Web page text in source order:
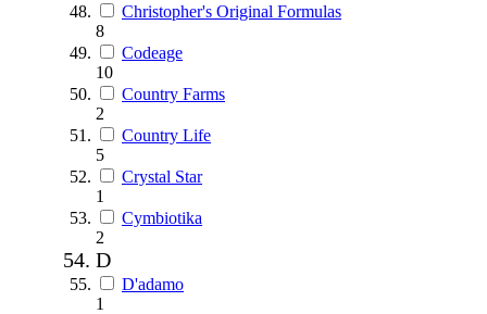
Christopher's Original Formulas
8
Codeage
10
Country Farms
2
Country Life
5
Crystal Star
1
Cymbiotika
2
D
D'adamo
1